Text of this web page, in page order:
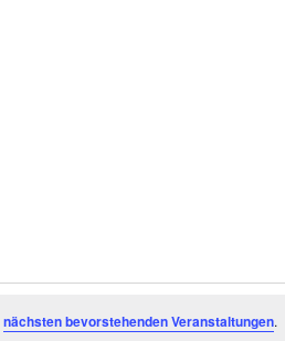
nächsten bevorstehenden Veranstaltungen.